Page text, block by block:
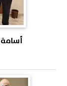
أسامة